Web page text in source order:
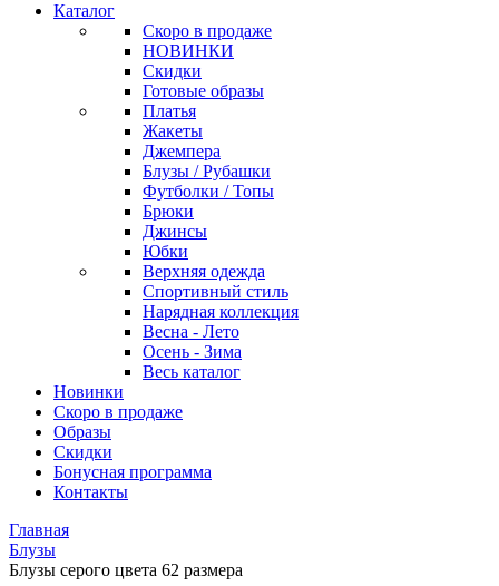
Каталог
Скоро в продаже
НОВИНКИ
Скидки
Готовые образы
Платья
Жакеты
Джемпера
Блузы / Рубашки
Футболки / Топы
Брюки
Джинсы
Юбки
Верхняя одежда
Спортивный стиль
Нарядная коллекция
Весна - Лето
Осень - Зима
Весь каталог
Новинки
Скоро в продаже
Образы
Скидки
Бонусная программа
Контакты
Главная
Блузы
Блузы серого цвета 62 размера